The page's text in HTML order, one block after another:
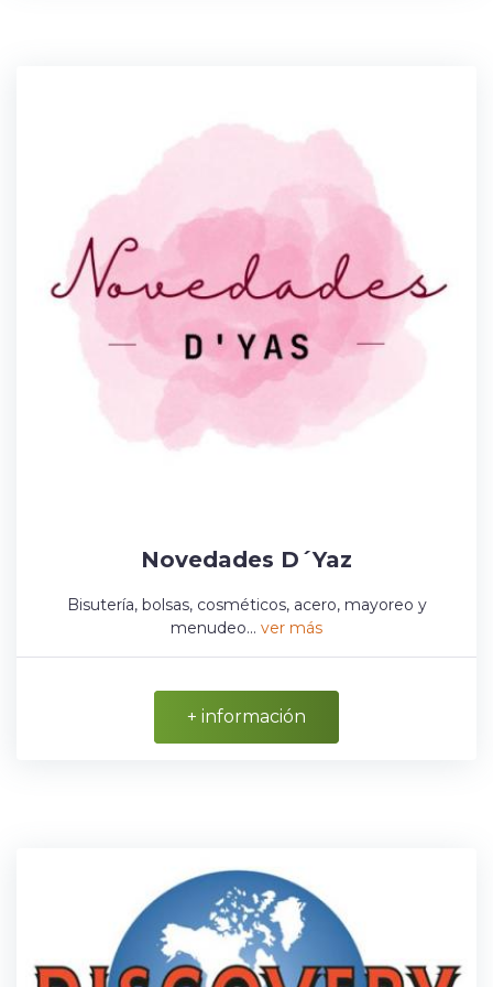
Novedades D´Yaz
Bisutería, bolsas, cosméticos, acero, mayoreo y
menudeo... ver más
+ información